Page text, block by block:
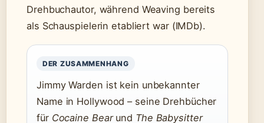
Drehbuchautor, während Weaving bereits
als Schauspielerin etabliert war (IMDb).
DER ZUSAMMENHANG
Jimmy Warden ist kein unbekannter
Name in Hollywood – seine Drehbücher
für Cocaine Bearund The Babysitter